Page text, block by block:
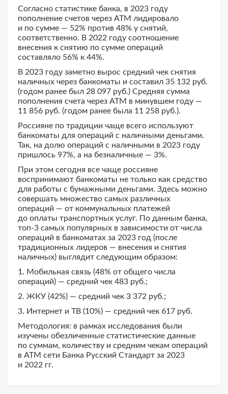
Согласно статистике банка, в 2023 году
пополнение счетов через АТМ лидировало
и по сумме — 52% против 48% у снятий,
соответственно. В 2022 году соотношение
внесения к снятию по сумме операций
составляло 56% к 44%.
В 2023 году заметно вырос средний чек снятия
наличных через банкоматы и составил 35 132 руб.
(годом ранее был 28 097 руб.) Средняя сумма
пополнения счета через АТМ в минувшем году —
11 856 руб. (годом ранее была 11 258 руб.).
Россияне по традиции чаще всего используют
банкоматы для операций с наличными деньгами.
Так, на долю операций с наличными в 2023 году
пришлось 97%, а на безналичные — 3%.
При этом сегодня все чаще россияне
воспринимают банкоматы не только как средство
для работы с бумажными деньгами. Здесь можно
совершать множество самых различных
операций — от коммунальных платежей
до оплаты транспортных услуг. По данным банка,
топ-3 самых популярных в зависимости от числа
операций в банкоматах за 2023 год (после
традиционных лидеров — внесения и снятия
наличных) выглядит следующим образом:
1. Мобильная связь (48% от общего числа
операций) — средний чек 483 руб.;
2. ЖКУ (42%) — средний чек 3 372 руб.;
3. Интернет и ТВ (10%) — средний чек 617 руб.
Методология: в рамках исследования были
изучены обезличенные статистические данные
по суммам, количеству и средним чекам операций
в АТМ сети Банка Русский Стандарт за 2023
и 2022 гг.